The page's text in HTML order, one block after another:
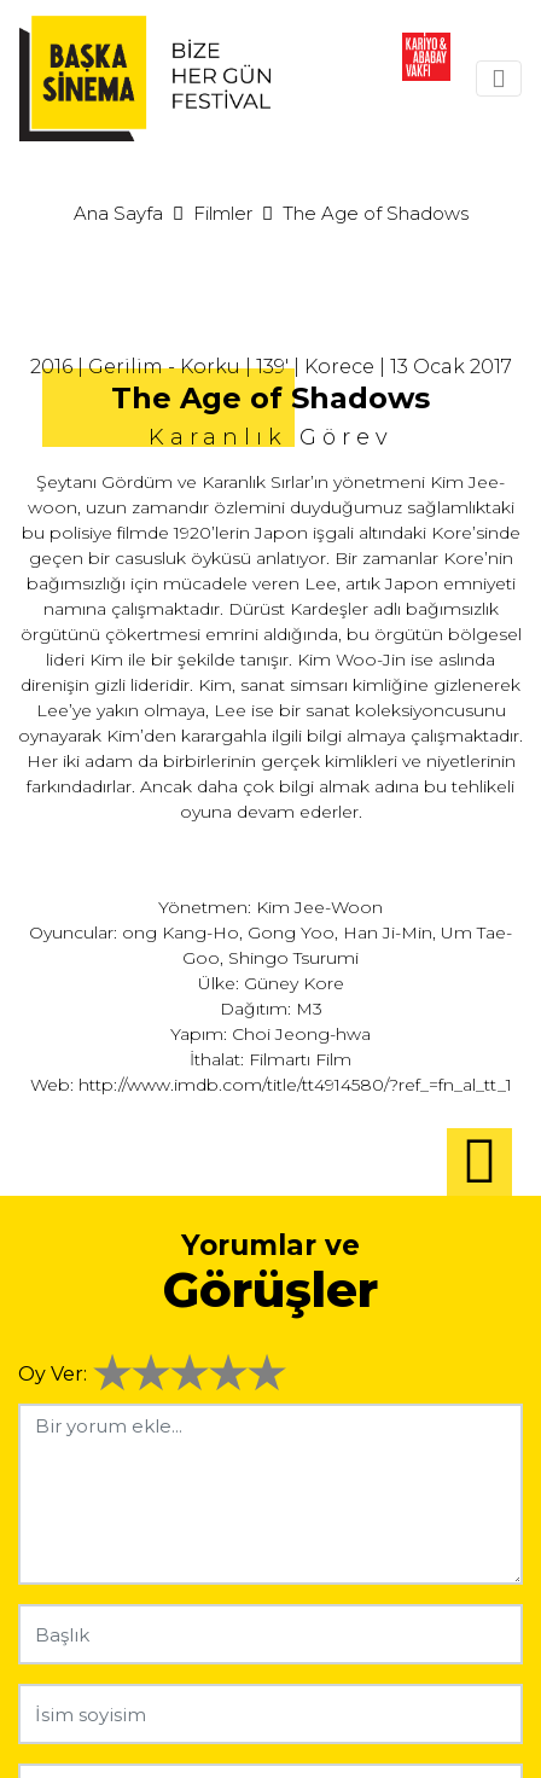
Ana Sayfa Filmler The Age of Shadows
2016 | Gerilim - Korku | 139' | Korece | 13 Ocak 2017
The Age of Shadows
Karanlık Görev
Şeytanı Gördüm ve Karanlık Sırlar’ın yönetmeni Kim Jee-
woon, uzun zamandır özlemini duyduğumuz sağlamlıktaki
bu polisiye filmde 1920’lerin Japon işgali altındaki Kore’sinde
geçen bir casusluk öyküsü anlatıyor. Bir zamanlar Kore’nin
bağımsızlığı için mücadele veren Lee, artık Japon emniyeti
namına çalışmaktadır. Dürüst Kardeşler adlı bağımsızlık
örgütünü çökertmesi emrini aldığında, bu örgütün bölgesel
lideri Kim ile bir şekilde tanışır. Kim Woo-Jin ise aslında
direnişin gizli lideridir. Kim, sanat simsarı kimliğine gizlenerek
Lee’ye yakın olmaya, Lee ise bir sanat koleksiyoncusunu
oynayarak Kim’den karargahla ilgili bilgi almaya çalışmaktadır.
Her iki adam da birbirlerinin gerçek kimlikleri ve niyetlerinin
farkındadırlar. Ancak daha çok bilgi almak adına bu tehlikeli
oyuna devam ederler.
Yönetmen: Kim Jee-Woon
Oyuncular: ong Kang-Ho, Gong Yoo, Han Ji-Min, Um Tae-
Goo, Shingo Tsurumi
Ülke: Güney Kore
Dağıtım: M3
Yapım: Choi Jeong-hwa
İthalat: Filmartı Film
Web: http://www.imdb.com/title/tt4914580/?ref_=fn_al_tt_1
Yorumlar ve
Görüşler
Oy Ver: